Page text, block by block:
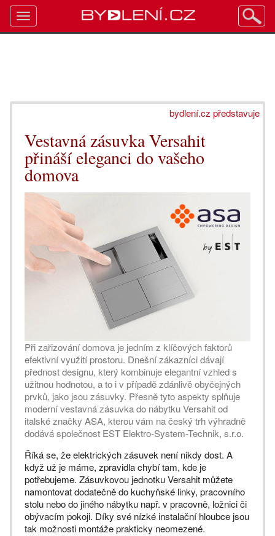
bydlení.cz představuje
Vestavná zásuvka Versahit
přináší eleganci do vašeho
domova
Při zařizování domova je jedním z klíčových faktorů
efektivní využití prostoru. Dnešní zákazníci dávají
přednost designu, který kombinuje elegantní vzhled s
užitnou hodnotou, a to i v případě zdánlivě obyčejných
prvků, jako jsou zásuvky. Přesně tyto aspekty splňuje
moderní vestavná zásuvka do nábytku Versahit od
italské značky ASA, kterou vám na český trh výhradně
dodává společnost EST Elektro-System-Technik, s.r.o.
Říká se, že elektrických zásuvek není nikdy dost. A
když už je máme, zpravidla chybí tam, kde je
potřebujeme. Zásuvkovou jednotku Versahit můžete
namontovat dodatečně do kuchyňské linky, pracovního
stolu nebo do jiného nábytku např. v pracovně, ložnici či
obývacím pokoji. Díky své nízké instalační hloubce jsou
tak možnosti montáže prakticky neomezené.
Toggle
navigation